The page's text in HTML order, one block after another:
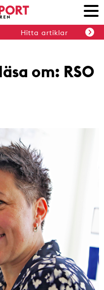
Hitta artiklar
om: RSO